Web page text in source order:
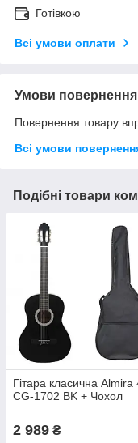
Готівкою
Всі умови оплати
Умови повернення
Повернення товару
Всі умови
Подібні товари
Гітара класична Almira
CG-1702 BK + Чохол
2 989 ₴